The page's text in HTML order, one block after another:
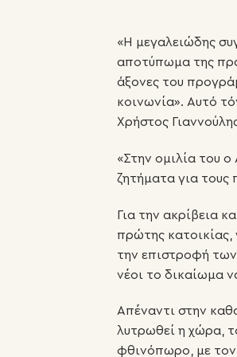
«Η μεγαλειώδης
αποτύπωμα της
άξονες του
κοινωνία». Αυτό
Χρήστος
«Στην ομιλία του
ζητήματα για τους
Για την ακρίβεια
πρώτης κατοικίας,
την επιστροφή
νέοι το δικαίωμα
Απέναντι στην
λυτρωθεί η χώρα,
φθινόπωρο, με τον